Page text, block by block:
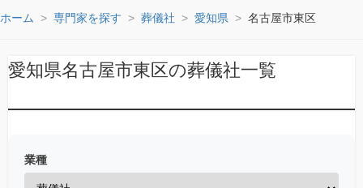
ホーム 専門家を探す 葬儀社 愛知県 名古屋市東区
愛知県名古屋市東区の葬儀社一覧
業種